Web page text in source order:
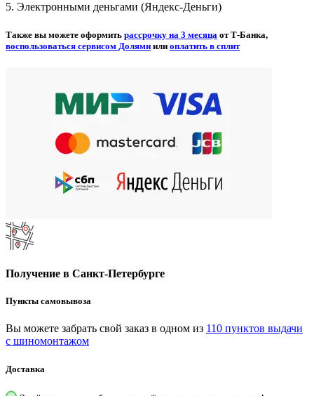
5. Электронными деньгами (Яндекс-Деньги)
Также вы можете оформить рассрочку на 3 месяца от Т-Банка,
воспользоваться сервисом Долями или оплатить в сплит
Получение в Санкт-Петербурге
Пункты самовывоза
Вы можете забрать свой заказ в одном из 110 пунктов выдачи
с шиномонтажом
Доставка